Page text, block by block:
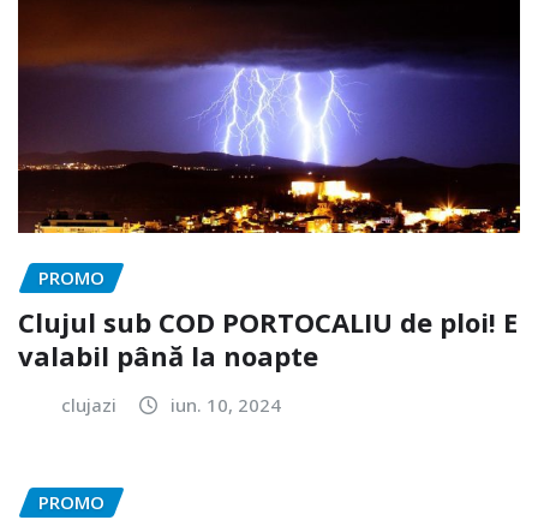
PROMO
Clujul sub COD PORTOCALIU de ploi! E
valabil până la noapte
clujazi iun. 10, 2024
PROMO